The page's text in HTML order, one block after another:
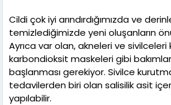
Cildi çok iyi arındırdığımızda ve
temizlediğimizde yeni oluşanların
Ayrıca var olan, akneleri ve
karbondioksit maskeleri gibi
başlanması gerekiyor. Sivilce
tedavilerden biri olan salisilik asit
yapılabilir.